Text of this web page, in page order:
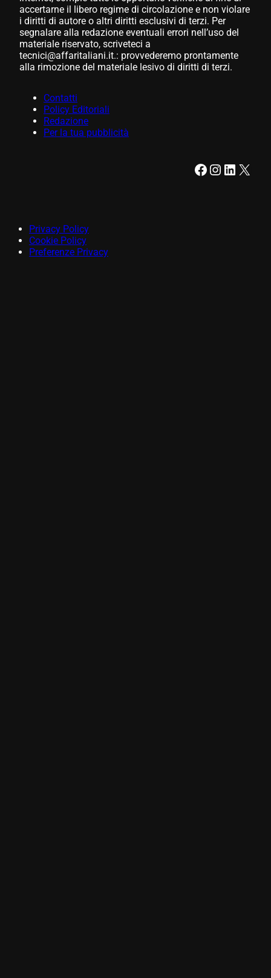
accertarne il libero regime di circolazione e non violare
i diritti di autore o altri diritti esclusivi di terzi. Per
segnalare alla redazione eventuali errori nell’uso del
materiale riservato, scriveteci a
tecnici@affaritaliani.it.: provvederemo prontamente
alla rimozione del materiale lesivo di diritti di terzi.
Contatti
Policy Editoriali
Redazione
Per la tua pubblicità
Facebook Instagram LinkedIn X
Privacy Policy
Cookie Policy
Preferenze Privacy